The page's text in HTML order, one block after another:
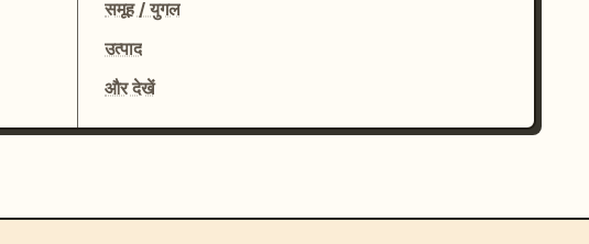
समूह / युगल
उत्पाद
और देखें